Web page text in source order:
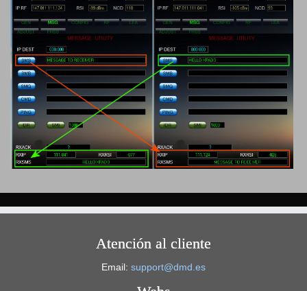
Atención al cliente
Email: support@dmd.es